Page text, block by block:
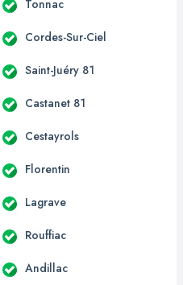
Tonnac
Cordes-Sur-Ciel
Saint-Juéry 81
Castanet 81
Cestayrols
Florentin
Lagrave
Rouffiac
Andillac